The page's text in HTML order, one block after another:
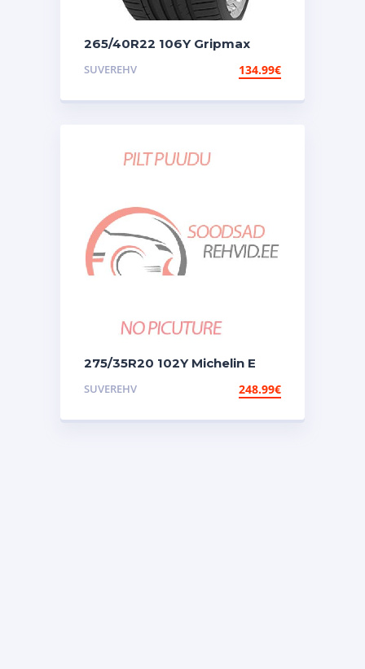
265/40R22 106Y Gripmax
SUVEREHV 134.99€
275/35R20 102Y Michelin E
SUVEREHV 248.99€